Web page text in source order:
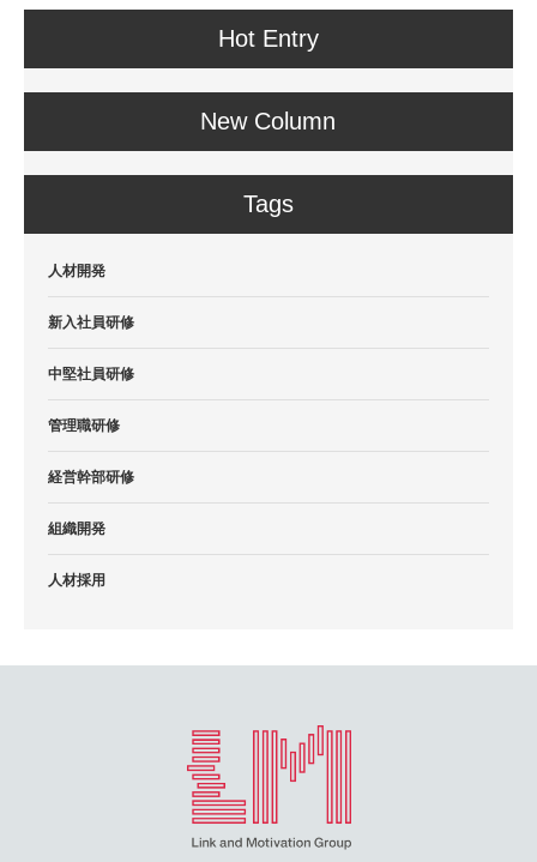
Hot Entry
New Column
Tags
人材開発
新入社員研修
中堅社員研修
管理職研修
経営幹部研修
組織開発
人材採用